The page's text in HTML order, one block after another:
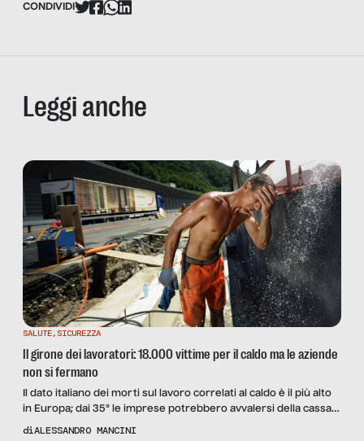
CONDIVIDI
Leggi anche
SALUTE, SICUREZZA
Il girone dei lavoratori: 18.000 vittime per il caldo ma le aziende
non si fermano
Il dato italiano dei morti sul lavoro correlati al caldo è il più alto
in Europa; dai 35° le imprese potrebbero avvalersi della cassa
integrazione, mentre nel resto dell’UE ne bastano 30. Il quadro
diALESSANDRO MANCINI